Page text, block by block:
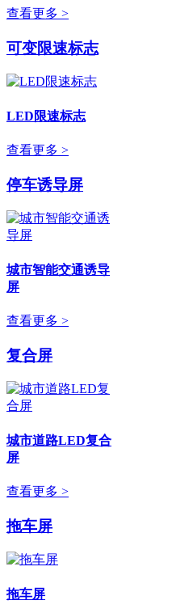
查看更多 >
可变限速标志
LED限速标志
查看更多 >
停车诱导屏
城市智能交通诱导
屏
查看更多 >
复合屏
城市道路LED复合
屏
查看更多 >
拖车屏
拖车屏